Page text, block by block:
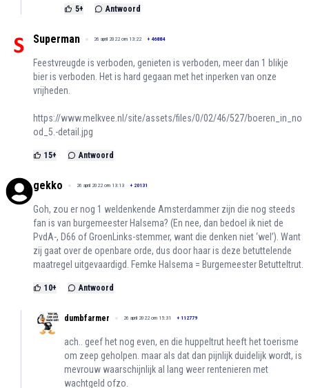
5+ Antwoord
Superman 26 april 2022 om 13:22 + 46884
Feestvreugde is verboden, genieten is verboden, meer dan 1 blikje
bier is verboden. Het is hard gegaan met het inperken van onze
vrijheden.
https://www.melkvee.nl/site/assets/files/0/02/46/527/boeren_in_no
od_5.-detail.jpg
15+ Antwoord
gekko 26 april 2022 om 13:13 + 20131
Goh, zou er nog 1 weldenkende Amsterdammer zijn die nog steeds
fan is van burgemeester Halsema? (En nee, dan bedoel ik niet de
PvdA-, D66 of GroenLinks-stemmer, want die denken niet ‘wel’). Want
zij gaat over de openbare orde, dus door haar is deze betuttelende
maatregel uitgevaardigd. Femke Halsema = Burgemeester Betutteltrut.
10+ Antwoord
dumbfarmer 26 april 2022 om 15:31 + 112779
ach.. geef het nog even, en die huppeltrut heeft het toerisme
om zeep geholpen. maar als dat dan pijnlijk duidelijk wordt, is
mevrouw waarschijnlijk al lang weer rentenieren met
wachtgeld ofzo.